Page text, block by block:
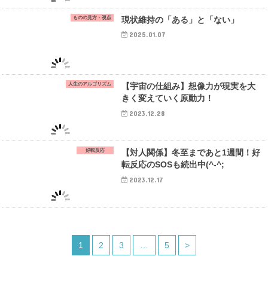
ものの見方・視点 現状維持の「ある」と「ない」
2025.01.07
人生のアルゴリズム
【宇宙の仕組み】想像力が現実を大
きく変えていく原動力！
2023.12.28
好転反応
【対人関係】冬至まであと1週間！好
転反応のSOSも続出中(^-^;
2023.12.17
1 2 3 5 >